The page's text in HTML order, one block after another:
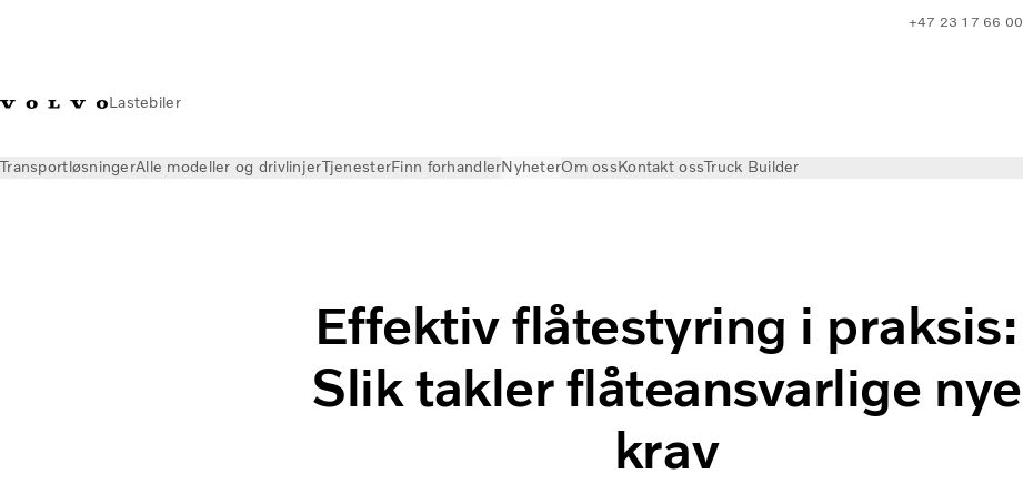
Lastebiler
+47 23 17 66 00
TransportløsningerAlle modeller og drivlinjerTjenesterFinn forhandlerNyheterOm ossKontakt ossTruck Builder
Effektiv flåtestyring i praksis:
Slik takler flåteansvarlige nye
krav